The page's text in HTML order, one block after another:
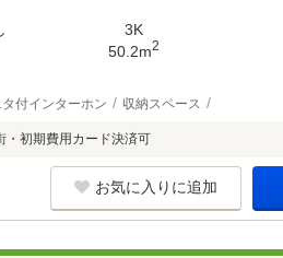
3K
50.2m2
タ付インターホン 収納スペース
・初期費用カード決済可
お気に入りに追加